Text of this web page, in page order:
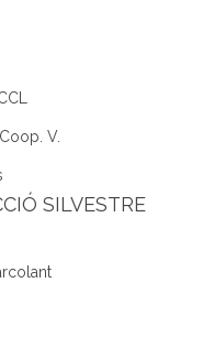
V.
SILVESTRE